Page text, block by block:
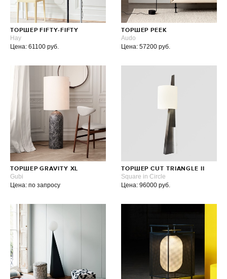
ТОРШЕР FIFTY-FIFTY
Hay
Цена: 61100 руб.
ТОРШЕР PEEK
Audo
Цена: 57200 руб.
ТОРШЕР GRAVITY XL
Gubi
Цена: по запросу
ТОРШЕР CUT TRIANGLE II
Square in Circle
Цена: 96000 руб.